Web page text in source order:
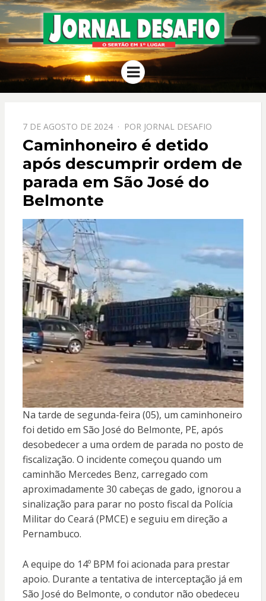
JORNAL
DESAFIO
O Sertão em 1º Lugar
Menu
PPOSTADO
EM
7 DE AGOSTO DE 2024 POR JORNAL DESAFIO
Caminhoneiro é detido
após descumprir ordem de
parada em São José do
Belmonte
Na tarde de segunda-feira (05), um caminhoneiro
foi detido em São José do Belmonte, PE, após
desobedecer a uma ordem de parada no posto de
fiscalização. O incidente começou quando um
caminhão Mercedes Benz, carregado com
aproximadamente 30 cabeças de gado, ignorou a
sinalização para parar no posto fiscal da Polícia
Militar do Ceará (PMCE) e seguiu em direção a
Pernambuco.
A equipe do 14º BPM foi acionada para prestar
apoio. Durante a tentativa de interceptação já em
São José do Belmonte, o condutor não obedeceu